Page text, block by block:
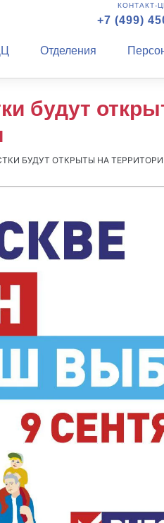
КОНТАКТ-
+7 (499)
Отделения
будут
БУДУТ ОТКРЫТЫ НА